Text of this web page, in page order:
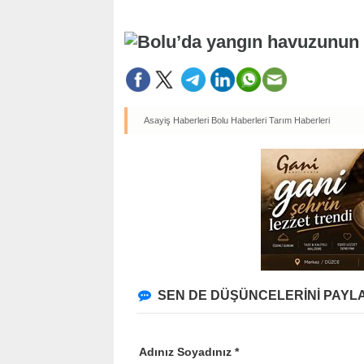
Asayiş Haberleri Bolu Haberleri Tarım Haberleri
SEN DE DÜŞÜNCELERİNİ
Adınız Soyadınız *